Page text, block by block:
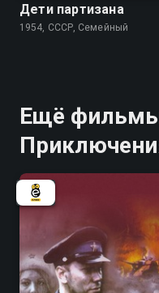
Дети партизана
1954, СССР, Семейный
Ещё